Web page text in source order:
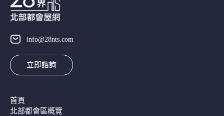
info@28nts.com
立即諮詢
首頁
北部都會區概覽​